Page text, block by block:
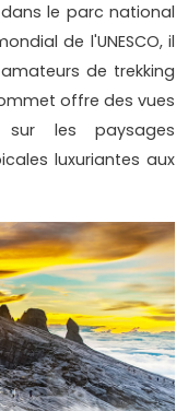
le parc national
de l'UNESCO, il
de trekking
offre des vues
sur les paysages
luxuriantes aux